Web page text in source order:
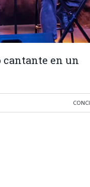
cantante en un